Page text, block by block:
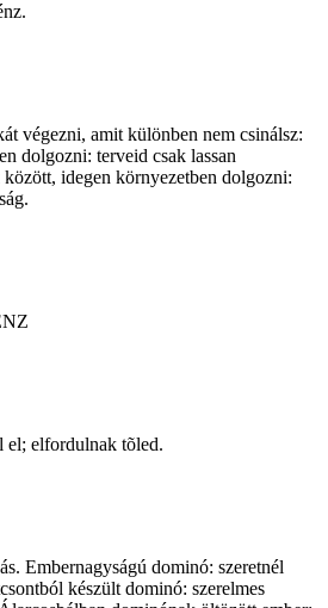
végezni, amit különben nem csinálsz:
dolgozni: terveid csak lassan
idegen környezetben dolgozni:
el; elfordulnak tõled.
Embernagyságú dominó: szeretnél
készült dominó: szerelmes